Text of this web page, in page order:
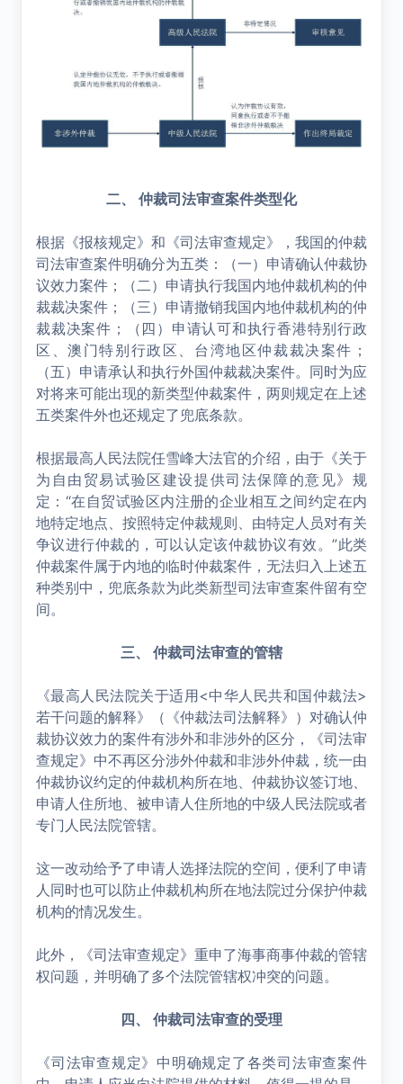
二、 仲裁司法审查案件类型化
根据《报核规定》和《司法审查规定》，我国的仲裁
司法审查案件明确分为五类：（一）申请确认仲裁协
议效力案件；（二）申请执行我国内地仲裁机构的仲
裁裁决案件；（三）申请撤销我国内地仲裁机构的仲
裁裁决案件；（四）申请认可和执行香港特别行政
区、澳门特别行政区、台湾地区仲裁裁决案件；
（五）申请承认和执行外国仲裁裁决案件。同时为应
对将来可能出现的新类型仲裁案件，两则规定在上述
五类案件外也还规定了兜底条款。
根据最高人民法院任雪峰大法官的介绍，由于《关于
为自由贸易试验区建设提供司法保障的意见》规
定：“在自贸试验区内注册的企业相互之间约定在内
地特定地点、按照特定仲裁规则、由特定人员对有关
争议进行仲裁的，可以认定该仲裁协议有效。”此类
仲裁案件属于内地的临时仲裁案件，无法归入上述五
种类别中，兜底条款为此类新型司法审查案件留有空
间。
三、 仲裁司法审查的管辖
《最高人民法院关于适用<中华人民共和国仲裁法>
若干问题的解释》（《仲裁法司法解释》）对确认仲
裁协议效力的案件有涉外和非涉外的区分，《司法审
查规定》中不再区分涉外仲裁和非涉外仲裁，统一由
仲裁协议约定的仲裁机构所在地、仲裁协议签订地、
申请人住所地、被申请人住所地的中级人民法院或者
专门人民法院管辖。
这一改动给予了申请人选择法院的空间，便利了申请
人同时也可以防止仲裁机构所在地法院过分保护仲裁
机构的情况发生。
此外，《司法审查规定》重申了海事商事仲裁的管辖
权问题，并明确了多个法院管辖权冲突的问题。
四、 仲裁司法审查的受理
《司法审查规定》中明确规定了各类司法审查案件